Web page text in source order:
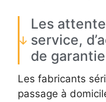
Les
service,
de garantie
Les fabricants
passage à